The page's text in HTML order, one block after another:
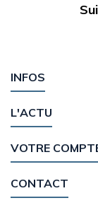
INFOS
L'ACTU
VOTRE
CONTACT